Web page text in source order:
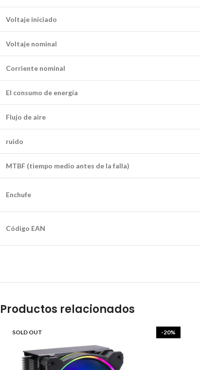
Voltaje iniciado
Voltaje nominal
Corriente nominal
El consumo de energía
Flujo de aire
ruido
MTBF (tiempo medio antes de la falla)
Enchufe
Código EAN
Productos relacionados
SOLD OUT -20%